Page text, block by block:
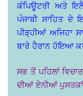
ਕੰਪਿਊਟਰੀ ਅਤੇ
ਪੰਜਾਬੀ ਸਾਹਿਤ
ਪੀੜ੍ਹੀਆਂ ਅਜਿਹਾ
ਬਾਰੇ ਹੈਰਾਨ ਹੋਇਆ
ਸਭ ਤੋਂ ਪਹਿਲਾਂ
ਦੀਆਂ ਏਨੀਆਂ